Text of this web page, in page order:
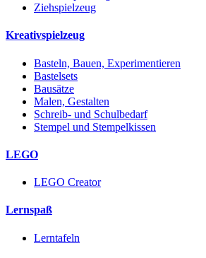
Ziehspielzeug
Kreativspielzeug
Basteln, Bauen, Experimentieren
Bastelsets
Bausätze
Malen, Gestalten
Schreib- und Schulbedarf
Stempel und Stempelkissen
LEGO
LEGO Creator
Lernspaß
Lerntafeln